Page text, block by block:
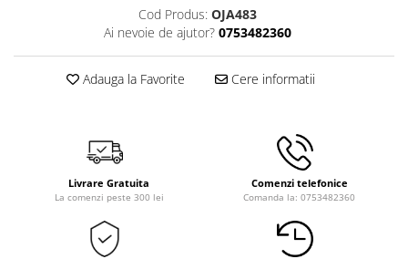
Cod Produs: OJA483
Ai nevoie de ajutor? 0753482360
Adauga la Favorite Cere informatii
Livrare Gratuita
La comenzi peste 300 lei
Comenzi telefonice
Comanda la: 0753482360